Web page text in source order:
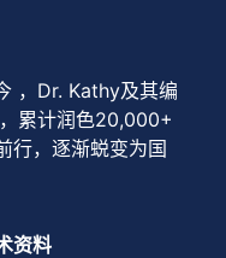
，Dr. Kathy及其编
累计润色20,000+
行，逐渐蜕变为国
资料